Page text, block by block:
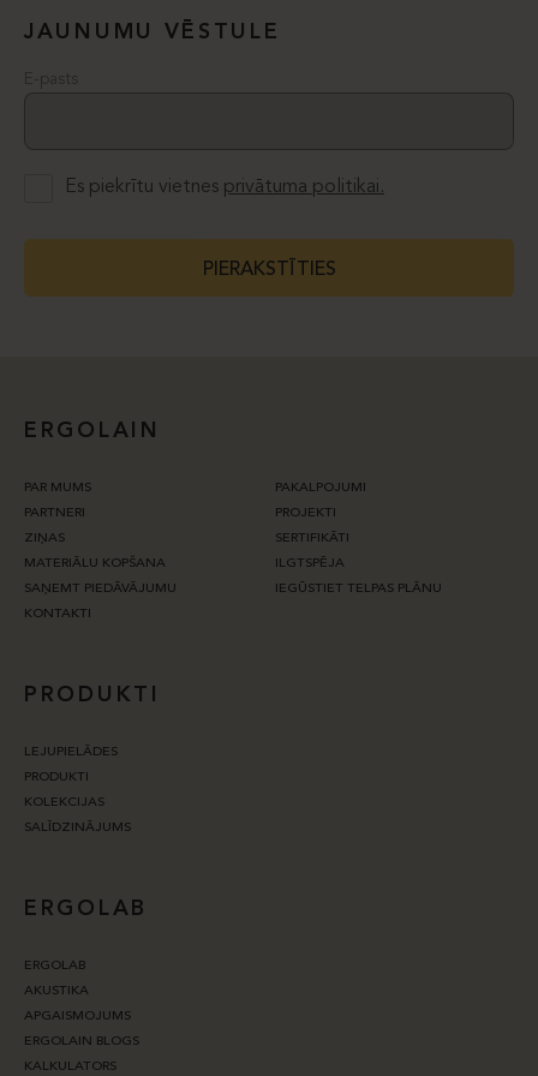
JAUNUMU VĒSTULE
E-pasts
Es piekrītu vietnes privātuma politikai.
PIERAKSTĪTIES
ERGOLAIN
PAR MUMS
PAKALPOJUMI
PARTNERI
PROJEKTI
ZIŅAS
SERTIFIKĀTI
MATERIĀLU KOPŠANA
ILGTSPĒJA
SAŅEMT PIEDĀVĀJUMU
IEGŪSTIET TELPAS PLĀNU
KONTAKTI
PRODUKTI
LEJUPIELĀDES
PRODUKTI
KOLEKCIJAS
SALĪDZINĀJUMS
ERGOLAB
ERGOLAB
AKUSTIKA
APGAISMOJUMS
ERGOLAIN BLOGS
KALKULATORS